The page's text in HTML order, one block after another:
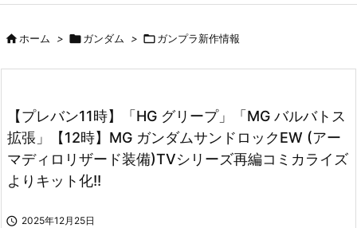
次へ

検索
ホーム > ガンダム > ガンプラ新作情報
【プレバン11時】「HG グリープ」「MG バルバトス
拡張」【12時】MG ガンダムサンドロックEW (アー
マディロリザード装備)TVシリーズ再編コミカライズ
よりキット化!!
 2025年12月25日